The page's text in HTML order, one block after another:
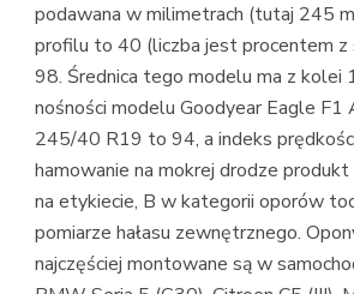
podawana w milimetrach (tutaj 245
profilu to 40 (liczba jest procentem z
98. Średnica tego modelu ma z kolei
nośności modelu Goodyear Eagle F1
245/40 R19 to 94, a indeks
hamowanie na mokrej drodze
na etykiecie, B w kategorii oporów
pomiarze hałasu zewnętrznego.
najczęściej montowane są w